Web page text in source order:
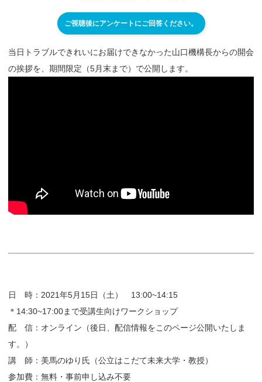
ご視聴後にアンケートにご回答ください。
当日トラブルできれいにお届けできなかった山口機構長からの開会
の挨拶を、期間限定（5月末まで）で公開します。
日 時：2021年5月15日（土） 13:00~14:15
＊14:30~17:00まで受講生向けワークショップ
配 信：オンライン（後日、配信情報をこのページ公開いたしま
す。）
講 師：美馬のゆり氏 （公立はこだて未来大学・教授）
参加費：無料・事前申し込み不要